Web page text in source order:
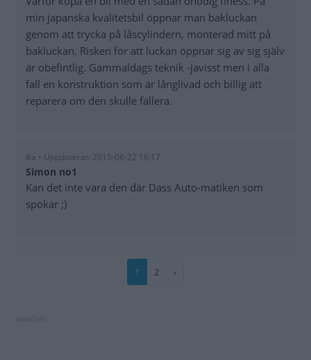
min japanska kvalitetsbil öppnar man bakluckan
genom att trycka på låscylindern, monterad mitt på
bakluckan. Risken för att luckan öppnar sig av sig själv
är obefintlig. Gammaldags teknik -javisst men i alla
fall en konstruktion som är långlivad och billig att
reparera om den skulle fallera.
#a • Uppdaterat: 2015-06-22 16:17
Simon no1
Kan det inte vara den där Dass Auto-matiken som
spökar ;)
Nuvarande
1 Sida
2
Nästa
›